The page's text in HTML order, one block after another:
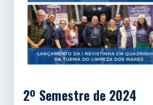
2º Semestre de 2024